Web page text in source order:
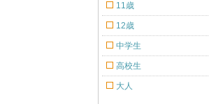
11歳
12歳
中学生
高校生
大人